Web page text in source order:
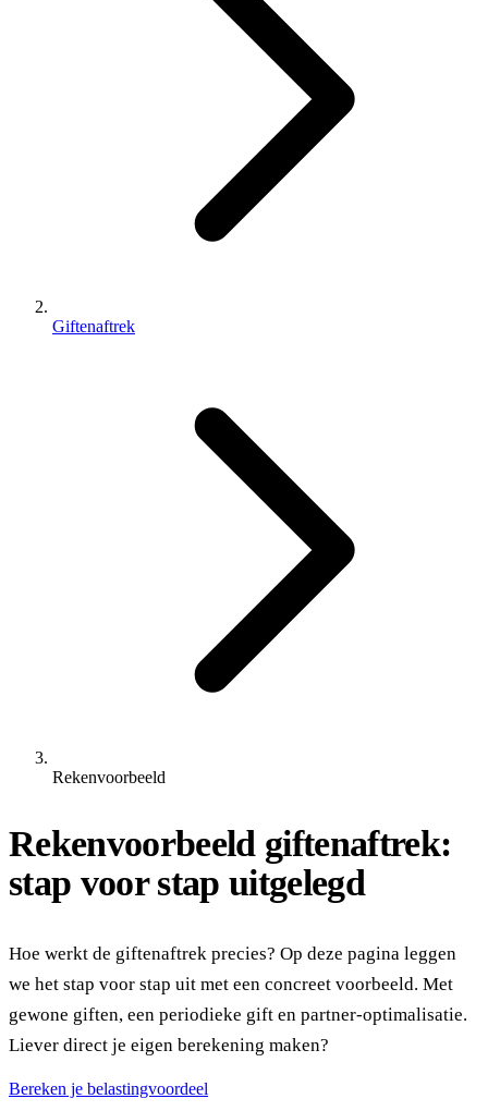
Giftenaftrek
Rekenvoorbeeld
Rekenvoorbeeld giftenaftrek:
stap voor stap uitgelegd
Hoe werkt de giftenaftrek precies? Op deze pagina leggen
we het stap voor stap uit met een concreet voorbeeld. Met
gewone giften, een periodieke gift en partner-optimalisatie.
Liever direct je eigen berekening maken?
Bereken je belastingvoordeel